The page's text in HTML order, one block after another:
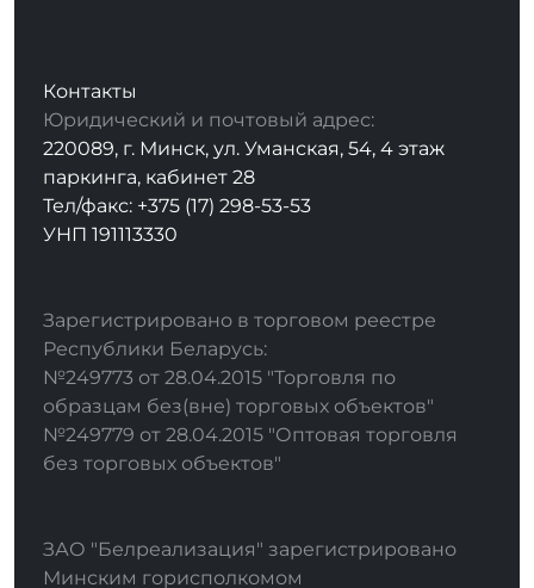
Контакты
Юридический и почтовый адрес:
220089, г. Минск, ул. Уманская, 54, 4 этаж
паркинга, кабинет 28
Тел/факс: +375 (17) 298-53-53
УНП 191113330
Зарегистрировано в торговом реестре
Республики Беларусь:
№249773 от 28.04.2015 "Торговля по
образцам без(вне) торговых объектов"
№249779 от 28.04.2015 "Оптовая торговля
без торговых объектов"
ЗАО "Белреализация" зарегистрировано
Минским горисполкомом